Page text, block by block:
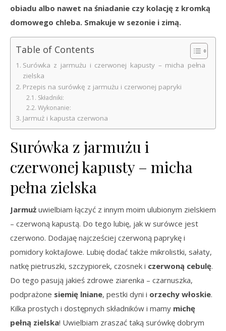
obiadu albo nawet na śniadanie czy kolację z kromką
domowego chleba. Smakuje w sezonie i zimą.
Table of Contents
Surówka z jarmużu i czerwonej kapusty – micha pełna
zielska
Przepis na surówkę z jarmużu i czerwonej papryki
Składniki:
Wykonanie:
Jarmuż i kapusta czerwona
Surówka z jarmużu i
czerwonej kapusty – micha
pełna zielska
Jarmuż uwielbiam łączyć z innym moim ulubionym zielskiem
– czerwoną kapustą. Do tego lubię, jak w surówce jest
czerwono. Dodajaę najcześciej czerwoną paprykę i
pomidory koktajlowe. Lubię dodać także mikrolistki, sałaty,
natkę pietruszki, szczypiorek, czosnek i czerwoną cebulę.
Do tego pasują jakieś zdrowe ziarenka – czarnuszka,
podprażone siemię lniane, pestki dyni i orzechy włoskie.
Kilka prostych i dostępnych składników i mamy michę
pełną zielska! Uwielbiam zraszać taką surówkę dobrym